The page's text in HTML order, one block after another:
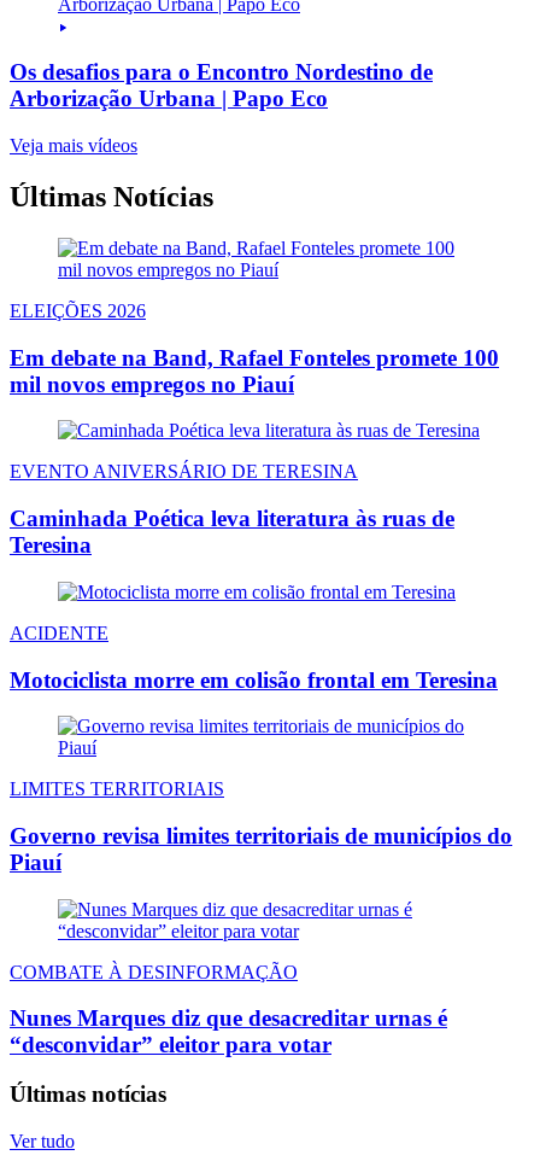
Os desafios para o Encontro Nordestino de
Arborização Urbana | Papo Eco
Veja mais vídeos
Últimas Notícias
ELEIÇÕES 2026
Em debate na Band, Rafael Fonteles promete 100
mil novos empregos no Piauí
EVENTO ANIVERSÁRIO DE TERESINA
Caminhada Poética leva literatura às ruas de
Teresina
ACIDENTE
Motociclista morre em colisão frontal em Teresina
LIMITES TERRITORIAIS
Governo revisa limites territoriais de municípios do
Piauí
COMBATE À DESINFORMAÇÃO
Nunes Marques diz que desacreditar urnas é
“desconvidar” eleitor para votar
Últimas notícias
Ver tudo